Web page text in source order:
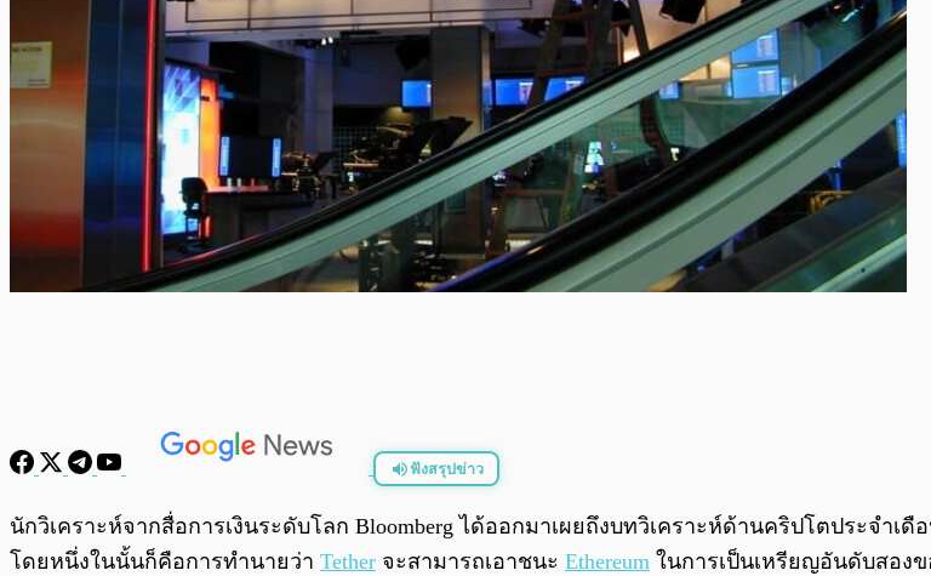
ฟังสรุปข่าว
พร้อมเล่น
นักวิเคราะห์จากสื่อการเงินระดับโลก Bloomberg ได้ออกมาเผยถึงบทวิเคราะห์ด้านคริปโตประจำ
โดยหนึ่งในนั้นก็คือการทำนายว่า Tether จะสามารถเอาชนะ Ethereum ในการเป็นเหรียญอันดับสองข